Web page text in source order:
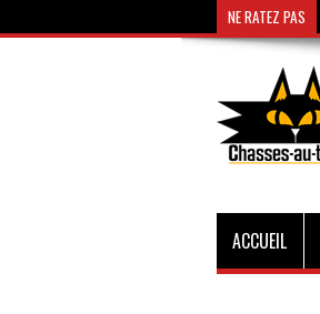
NE RATEZ PAS
ACCUEIL